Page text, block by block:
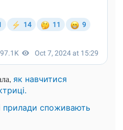
як навчитися
прилади споживають